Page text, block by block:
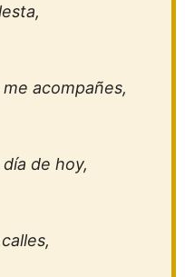
acompañes,
de hoy,